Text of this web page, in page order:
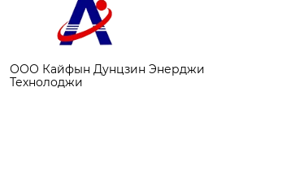
ООО Кайфын Дунцзин Энерджи
Технолоджи